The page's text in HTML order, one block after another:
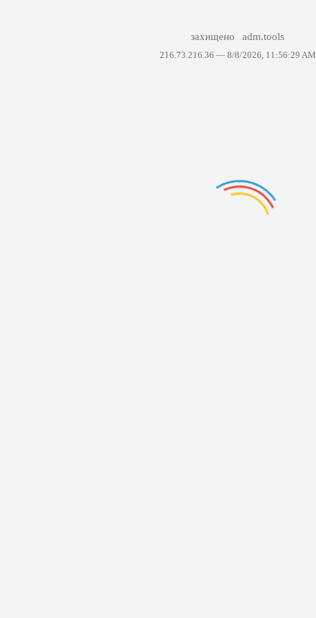
захищено adm.tools
216.73.216.36 — 8/8/2026, 11:56:29 AM